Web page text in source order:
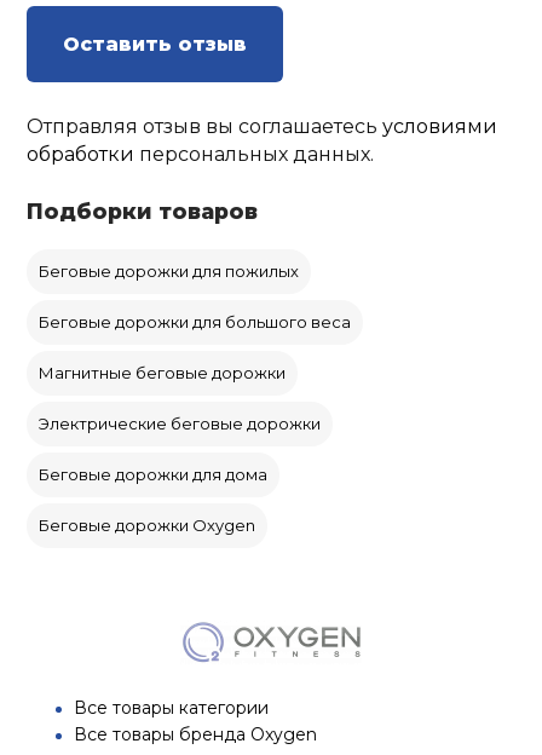
Оставить отзыв
Отправляя отзыв вы соглашаетесьусловиями
обработки персональных данных.
Подборки товаров
Беговые дорожки для пожилых
Беговые дорожки для большого веса
Магнитные беговые дорожки
Электрические беговые дорожки
Беговые дорожки для дома
Беговые дорожки Oxygen
Все товары категории
Все товары бренда Oxygen